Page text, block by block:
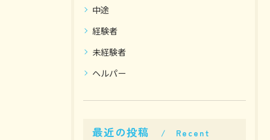
中途
経験者
未経験者
ヘルパー
最近の投稿
Recent